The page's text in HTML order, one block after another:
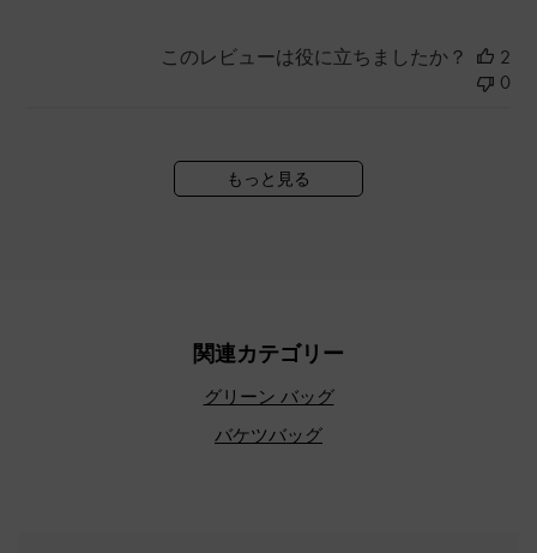
このレビューは役に立ちましたか？
2
0
もっと見る
関連カテゴリー
グリーン バッグ
バケツバッグ